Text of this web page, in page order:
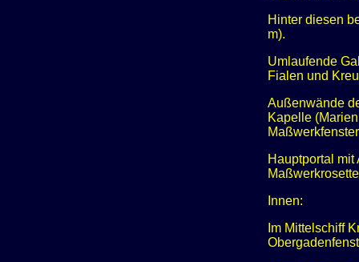
Hinter diesen
m).
Umlaufende
Fialen und
Außenwände
Kapelle
Hauptportal
Innen:
Im Mittelschiff